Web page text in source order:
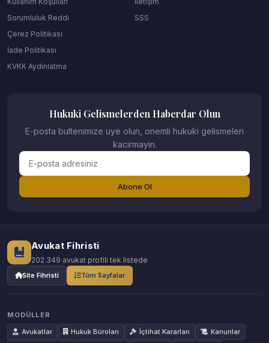
Sorumluluk Reddi
Çerez Politikası
İade Politikası
KVKK Aydinlatma
SSS
Hukuki Gelismelerden Haberdar Olun
E-posta bultenimize uye olun, onemli hukuki gelismeleri
kacirmayin.
Abone Ol
Avukat Fihristi
202.349 avukat profili tek listede
Site Fihristi Tüm Sayfalar
MODÜLLER
Avukatlar
Hukuk Büroları İçtihat Kararları
Kanunlar